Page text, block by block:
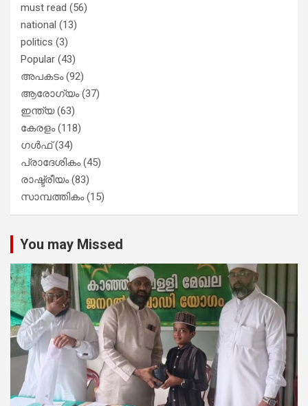
must read (56)
national (13)
politics (3)
Popular (43)
അപകടം(92)
ആരോഗ്യം(37)
ഇന്ത്യ(63)
കേരളം(118)
ഗൾഫ്(34)
പ്രാദേശികം(45)
രാഷ്ട്രീയം(83)
സാമ്പത്തികം(15)
You may Missed